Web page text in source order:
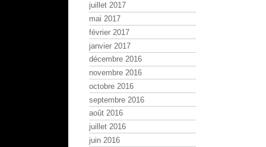
juillet 2017
mai 2017
février 2017
janvier 2017
décembre 2016
novembre 2016
octobre 2016
septembre 2016
août 2016
juillet 2016
juin 2016